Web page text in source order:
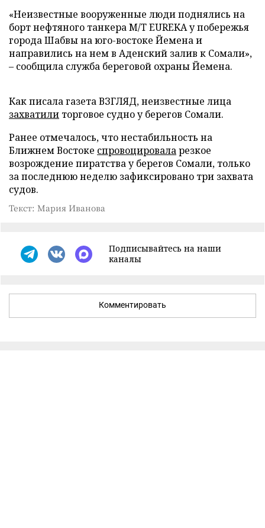
«Неизвестные вооруженные люди поднялись на
борт нефтяного танкера M/T EUREKA у побережья
города Шабвы на юго-востоке Йемена и
направились на нем в Аденский залив к Сомали»,
– сообщила служба береговой охраны Йемена.
Как писала газета ВЗГЛЯД, неизвестные лица
захватили торговое судно у берегов Сомали.
Ранее отмечалось, что нестабильность на
Ближнем Востоке спровоцироваларезкое
возрождение пиратства у берегов Сомали, только
за последнюю неделю зафиксировано три захвата
судов.
Текст: Мария Иванова
Подписывайтесь на наши
каналы
Комментировать